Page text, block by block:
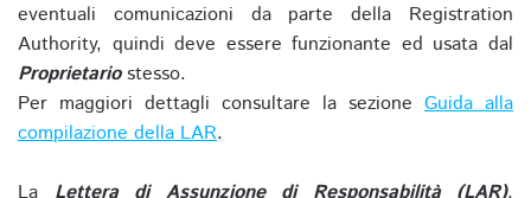
eventuali comunicazioni da parte della Registration
Authority, quindi deve essere funzionante ed usata dal
Proprietariostesso.
Per maggiori dettagli consultare la sezione Guida alla
compilazione della LAR.